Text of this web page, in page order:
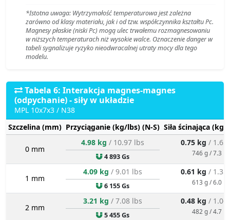
*Istotna uwaga: Wytrzymałość temperaturowa jest zależna
zarówno od klasy materiału, jak i od tzw. współczynnika kształtu Pc.
Magnesy płaskie (niski Pc) mogą ulec trwałemu rozmagnesowaniu
w niższych temperaturach niż wysokie walce. Oznaczenie danger w
tabeli sygnalizuje ryzyko nieodwracalnej utraty mocy dla tego
modelu.
Tabela 6: Interakcja magnes-magnes
(odpychanie) - siły w układzie
MPL 10x7x3 / N38
Szczelina (mm) Przyciąganie (kg/lbs) (N-S) Siła ścinająca
0 mm
4.98 kg / 10.97 lbs
4 893 Gs
0.75 kg / 1.65
746 g / 7.3 N
1 mm
4.09 kg / 9.01 lbs
6 155 Gs
0.61 kg / 1.35
613 g / 6.0 N
2 mm
3.21 kg / 7.08 lbs
5 455 Gs
0.48 kg / 1.06
482 g / 4.7 N